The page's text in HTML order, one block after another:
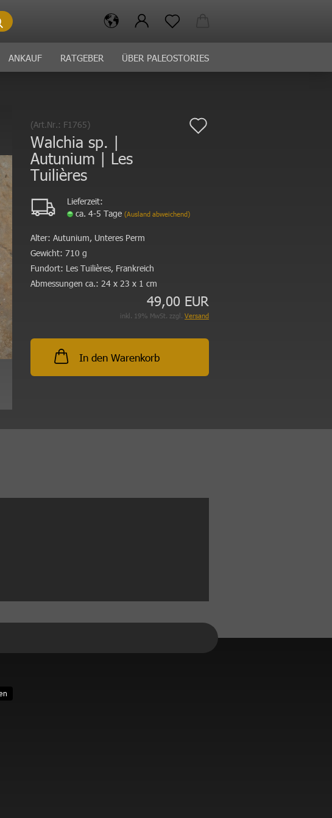
Suche...
ANKAUF RATGEBER ÜBER PALEOSTORIES
(Art.Nr.: F1765)
Walchia sp. |
Autunium | Les
Tuilières
Lieferzeit:
ca. 4-5 Tage (Ausland abweichend)
Alter: Autunium, Unteres Perm
Gewicht: 710 g
Fundort: Les Tuilières, Frankreich
Abmessungen ca.: 24 x 23 x 1 cm
49,00 EUR
inkl. 19% MwSt. zzgl. Versand
In den Warenkorb